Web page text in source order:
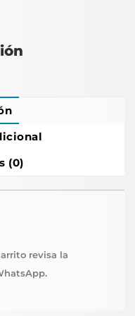
(0)
revisa la